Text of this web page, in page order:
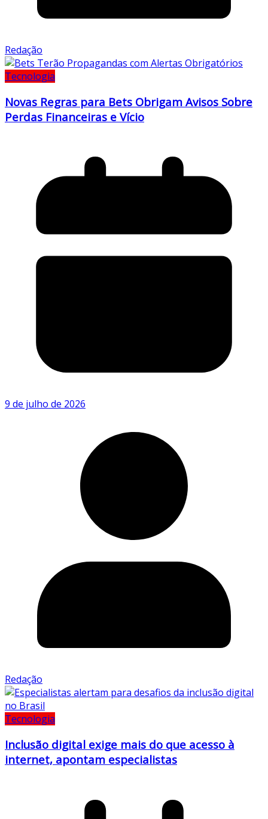
Redação
Tecnologia
Novas Regras para Bets Obrigam Avisos Sobre
Perdas Financeiras e Vício
9 de julho de 2026
Redação
Tecnologia
Inclusão digital exige mais do que acesso à
internet, apontam especialistas